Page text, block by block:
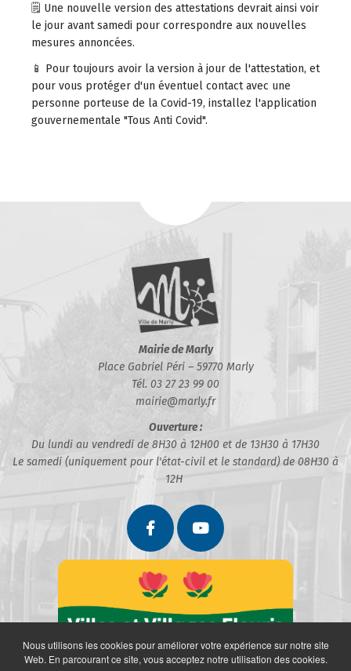
🗒️ Une nouvelle version des attestations devrait ainsi voir
le jour avant samedi pour correspondre aux nouvelles
mesures annoncées.
📱 Pour toujours avoir la version à jour de l'attestation, et
pour vous protéger d'un éventuel contact avec une
personne porteuse de la Covid-19, installez l'application
gouvernementale "Tous Anti Covid".
Mairie de Marly
Place Gabriel Péri – 59770 Marly
Tél. 03 27 23 99 00
mairie@marly.fr
Ouverture :
Du lundi au vendredi de 8H30 à 12H00 et de 13H30 à 17H30
Le samedi (uniquement pour l'état-civil et le standard) de 08H30 à
12H
Nous utilisons les cookies pour améliorer votre expérience sur notre site
Web. En parcourant ce site, vous acceptez notre utilisation des cookies.